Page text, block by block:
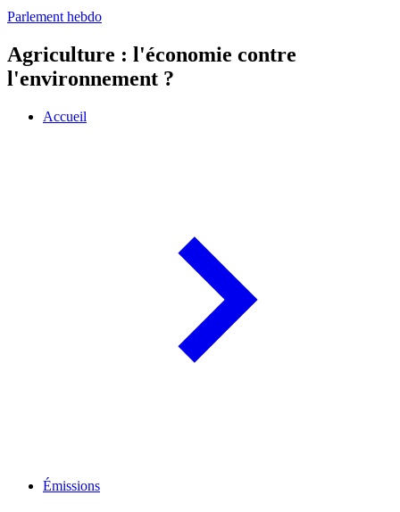
Parlement hebdo
Agriculture : l'économie contre
l'environnement ?
Accueil
Émissions